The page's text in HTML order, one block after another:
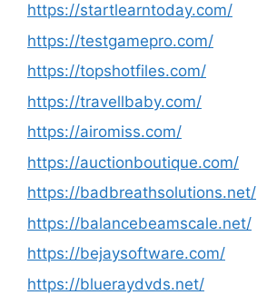
https://startlearntoday.com/
https://testgamepro.com/
https://topshotfiles.com/
https://travellbaby.com/
https://airomiss.com/
https://auctionboutique.com/
https://badbreathsolutions.net/
https://balancebeamscale.net/
https://bejaysoftware.com/
https://blueraydvds.net/